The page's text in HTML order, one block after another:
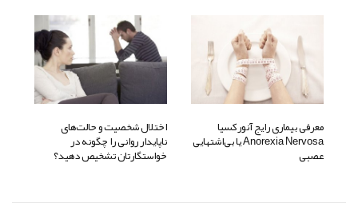
معرفی بیماری رایج آنورکسیا
Anorexia Nervosa یا بی‌اشتهایی
عصبی
اختلال شخصیت و حالت‌های
ناپایدار روانی را چگونه در
خواستگارتان تشخیص دهید؟